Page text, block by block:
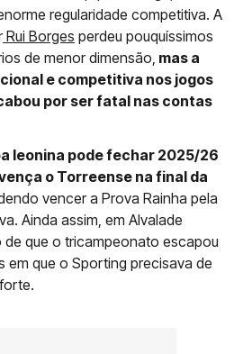
regularidade competitiva. A
Rui Borges perdeu pouquíssimos
de menor dimensão, mas a
e competitiva nos jogos
por ser fatal nas contas
leonina pode fechar 2025/26
o Torreense na final da
vencer a Prova Rainha pela
Ainda assim, em Alvalade
que o tricampeonato escapou
em que o Sporting precisava de